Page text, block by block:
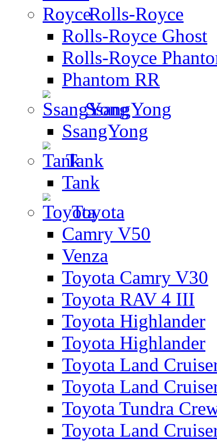
Rolls-Royce
Rolls-Royce Ghost
Rolls-Royce
Phantom RR
SsangYong
SsangYong
Tank
Tank
Toyota
Camry V50
Venza
Toyota Camry V30
Toyota RAV 4 III
Toyota Highlander
Toyota Highlander
Toyota Land
Toyota Land
Toyota Tundra
Toyota Land